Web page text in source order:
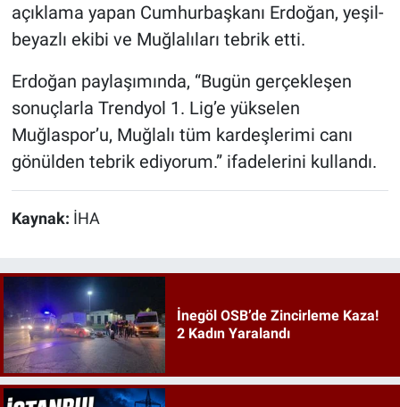
açıklama yapan Cumhurbaşkanı Erdoğan, yeşil-
beyazlı ekibi ve Muğlalıları tebrik etti.
Erdoğan paylaşımında, “Bugün gerçekleşen
sonuçlarla Trendyol 1. Lig’e yükselen
Muğlaspor’u, Muğlalı tüm kardeşlerimi canı
gönülden tebrik ediyorum.” ifadelerini kullandı.
Kaynak: İHA
İnegöl OSB’de Zincirleme Kaza!
2 Kadın Yaralandı